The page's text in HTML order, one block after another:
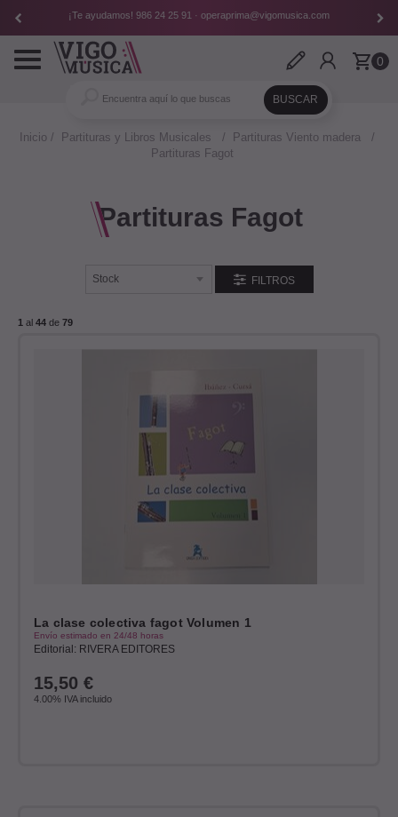
¡Te ayudamos! 986 24 25 91 · operaprima@vigomusica.com
0
Toggle
navigation
Inicio Partituras y Libros Musicales
Partituras Viento madera
Partituras Fagot
Partituras Fagot
FILTROS
1 al 44 de 79
La clase colectiva fagot Volumen 1
Envío estimado en 24/48 horas
Editorial: RIVERA EDITORES
15,50 €
4.00% IVA incluido